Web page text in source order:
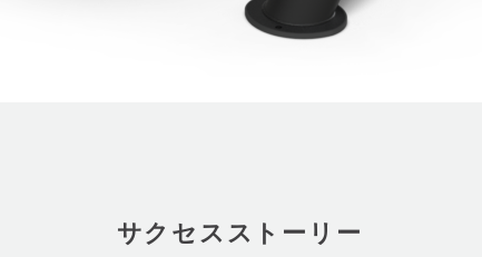
サクセスストーリー